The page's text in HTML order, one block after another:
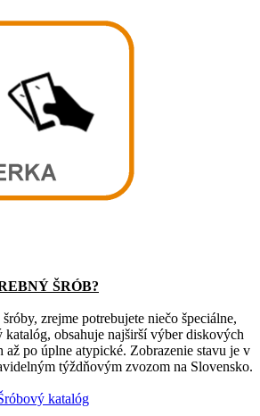
ŠRÓB?
zrejme potrebujete niečo špeciálne,
katalóg, obsahuje najširší výber diskových
až po úplne atypické. Zobrazenie stavu je v
týždňovým zvozom na Slovensko.
katalóg